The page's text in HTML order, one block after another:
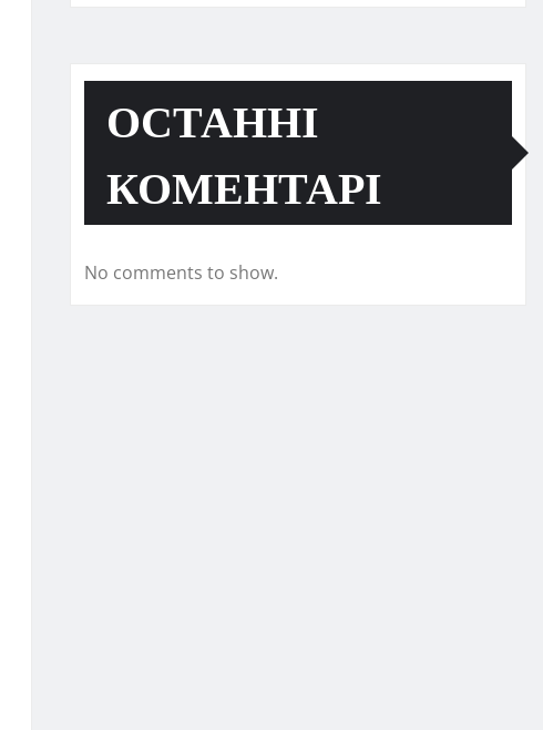
ОСТАННІ
КОМЕНТАРІ
No comments to show.